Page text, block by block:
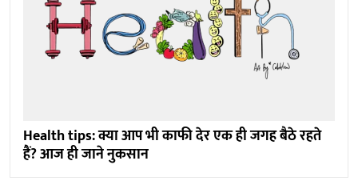
Health tips: क्या आप भी काफी देर एक ही जगह बैठे रहते
हैं? आज ही जाने नुकसान